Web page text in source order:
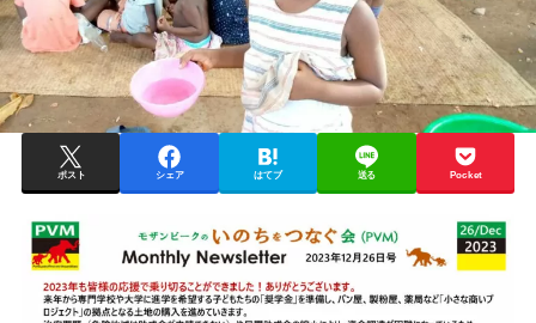
ポスト シェア はてブ 送る Pocket